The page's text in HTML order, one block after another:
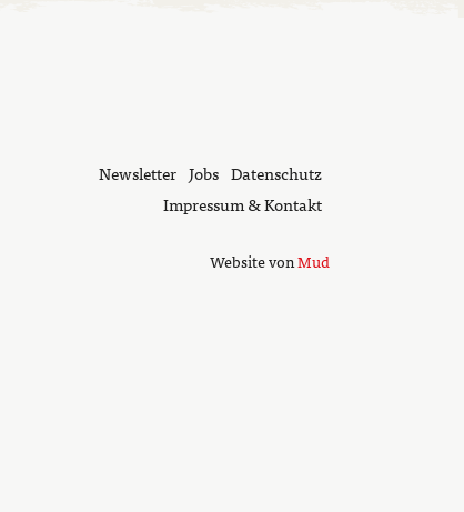
Newsletter Jobs Datenschutz
Impressum & Kontakt
Website vonMud